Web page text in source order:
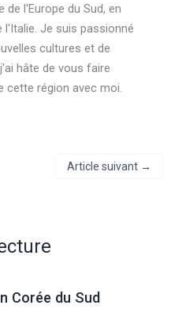
de l'Europe du Sud, en
l'Italie. Je suis passionné
cultures et de
hâte de vous faire
cette région avec moi.
Article suivant →
Corée du Sud